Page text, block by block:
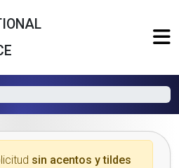
sin acentos y tildes